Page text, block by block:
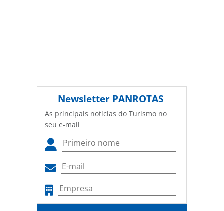
Newsletter PANROTAS
As principais notícias do Turismo no
seu e-mail